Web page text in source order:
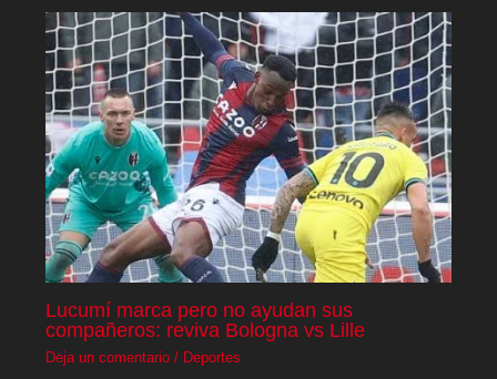
Lucumí marca pero no ayudan sus
compañeros: reviva Bologna vs Lille
Deja un comentario / Deportes